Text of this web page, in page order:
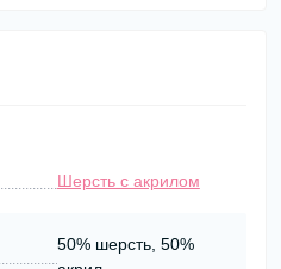
Шерсть с акрилом
50% шерсть, 50%